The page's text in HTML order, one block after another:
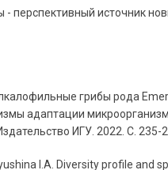
источник
грибы рода
адаптации
ИГУ. 2022. С. 235-
I.A. Diversity profile